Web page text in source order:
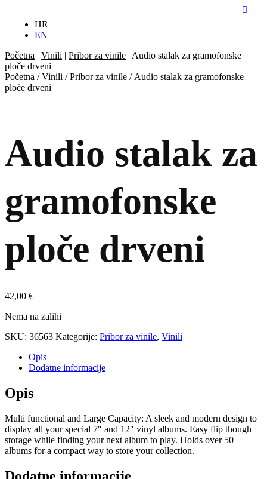
HR
EN
Početna | Vinili | Pribor za vinile | Audio stalak za gramofonske
ploče drveni
Početna /Vinili /Pribor za vinile / Audio stalak za gramofonske
ploče drveni
Audio stalak za
gramofonske
ploče drveni
42,00 €
Nema na zalihi
SKU: 36563 Kategorije: Pribor za vinile, Vinili
Opis
Dodatne informacije
Opis
Multi functional and Large Capacity: A sleek and modern design to
display all your special 7″ and 12″ vinyl albums. Easy flip though
storage while finding your next album to play. Holds over 50
albums for a compact way to store your collection.
Dodatne informacije